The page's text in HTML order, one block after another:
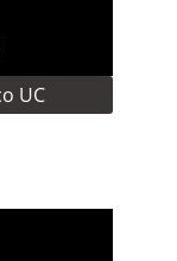
UC